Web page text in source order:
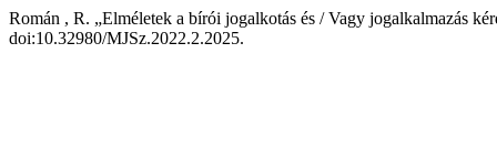
Román , R. „Elméletek a bírói jogalkotás és / Vagy jogalkalmazás
doi:10.32980/MJSz.2022.2.2025.